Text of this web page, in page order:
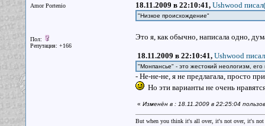
Amor Portenio
Пол:
Репутация: +166
18.11.2009 в 22:10:41, Ushwood
"Низкое происхождение"
Это я, как обычно, написала одно,
18.11.2009 в 22:10:41, Ushwood
"Монпансье" - это жестокий неологизм, его
- Не-не-не, я не предлагала, просто
Но эти варианты не очень
« Изменён в : 18.11.2009 в 22:25:04
But when you think it's all over, it's not over, it's not